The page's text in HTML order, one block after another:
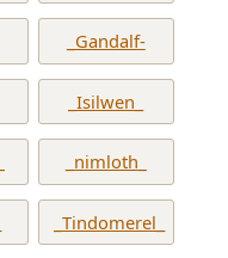
_Gandalf-
_Isilwen_
_nimloth_
_Tindomerel_